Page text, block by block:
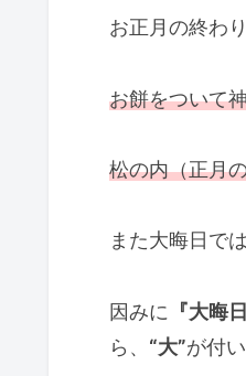
お正月の終わ
お餅をついて
松の内（正月
また大晦日では
因みに 『大晦日
ら、 “大”が付